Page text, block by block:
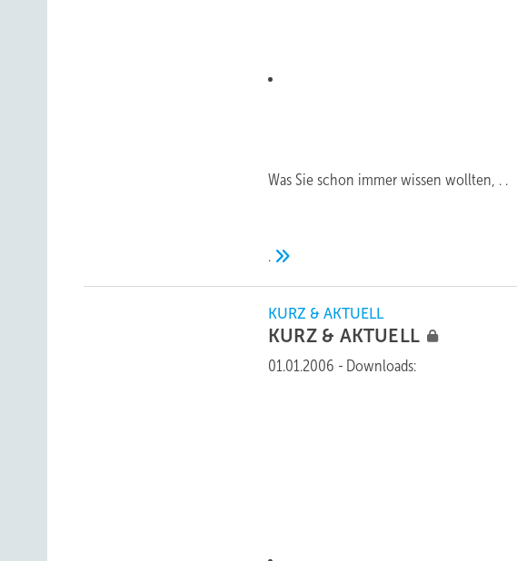
Was Sie schon immer wissen wollten, . .
.
KURZ & AKTUELL
KURZ & AKTUELL
01.01.2006 - Downloads: